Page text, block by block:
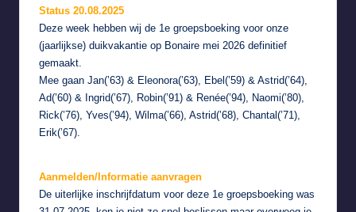
Status 20.08.2025
Deze week hebben wij de 1e groepsboeking voor onze
(jaarlijkse) duikvakantie op Bonaire mei 2026 definitief
gemaakt.
Mee gaan Jan(’63) & Eleonora(’63), Ebel(’59) & Astrid(’64),
Ad(’60) & Ingrid(’67), Robin(’91) & Renée(’94), Naomi(’80),
Rick(’76), Yves(’94), Wilma(’66), Astrid(’68), Chantal(’71),
Erik(’67).
Aanmelden/Informatie aanvragen
De uiterlijke inschrijfdatum voor deze 1e groepsboeking was